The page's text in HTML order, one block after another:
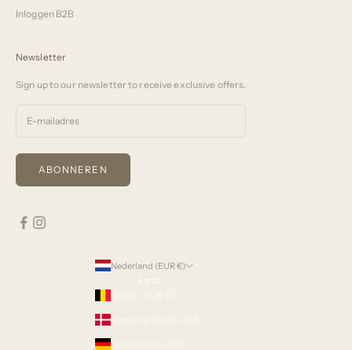
Inloggen B2B
Newsletter
Sign up to our newsletter to receive exclusive offers.
ABONNEREN
Nederland (EUR €)
Land
Denemarken (EUR €)
Duitsland (EUR €)